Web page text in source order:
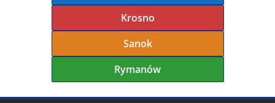
Krosno
Sanok
Rymanów